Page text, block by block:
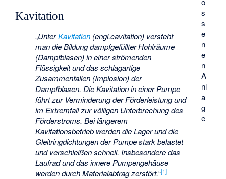
s
s
e
n
e
n
A
nl
a
g
e
Kavitation
„UnterKavitation (engl.cavitation) versteht
man die Bildung dampfgefüllter Hohlräume
(Dampfblasen) in einer strömenden
Flüssigkeit und das schlagartige
Zusammenfallen (Implosion) der
Dampfblasen. Die Kavitation in einer Pumpe
führt zur Verminderung der Förderleistung und
im Extremfall zur völligen Unterbrechung des
Förderstroms. Bei längerem
Kavitationsbetrieb werden die Lager und die
Gleitringdichtungen der Pumpe stark belastet
und verschleißen schnell. Insbesondere das
Laufrad und das innere Pumpengehäuse
werden durch Materialabtrag zerstört.“[1]